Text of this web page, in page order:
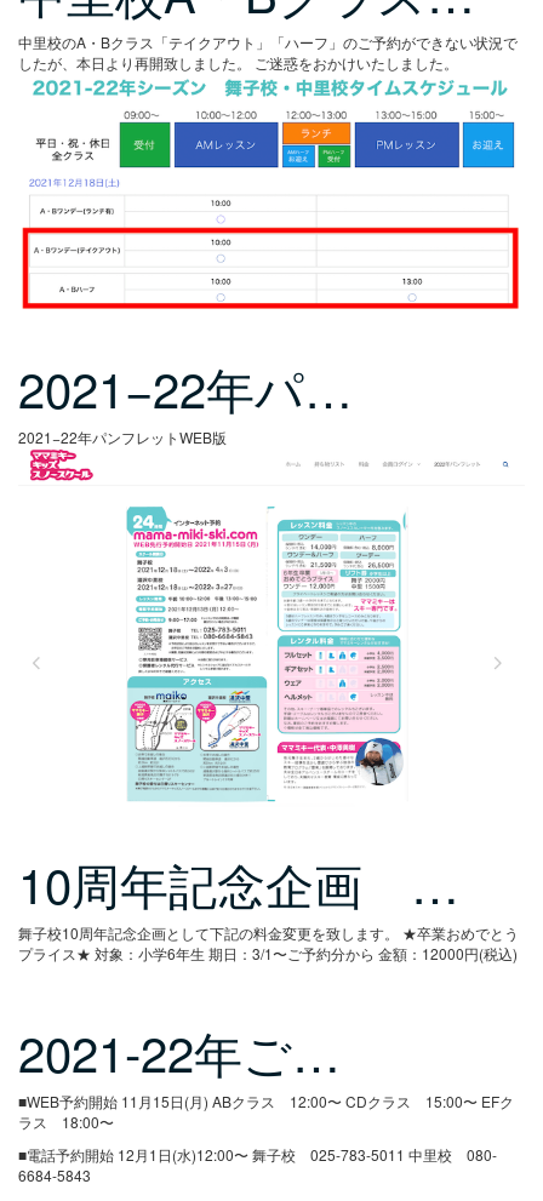
中里校のA・Bクラス「テイクアウト」「ハーフ」のご予約ができない状況で
したが、本日より再開致しました。
ご迷惑をおかけいたしました。
2021−22年パ…
2021−22年パンフレットWEB版
10周年記念企画 …
舞子校10周年記念企画として下記の料金変更を致します。
★卒業おめでとう
プライス★ 対象：小学6年生 期日：3/1〜ご予約分から 金額：12000円(税込)
2021-22年ご…
■WEB予約開始 11月15日(月) ABクラス 12:00〜CDクラス 15:00〜 EFク
ラス 18:00〜
■電話予約開始 12月1日(水)12:00〜舞子校 025-783-5011 中里校 080-
6684-5843